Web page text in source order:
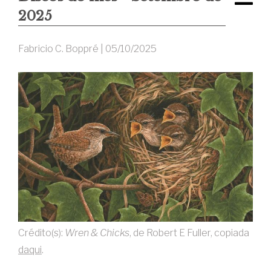
2025
Fabricio C. Boppré | 05/10/2025
Crédito(s): Wren & Chicks, de Robert E Fuller, copiada
daqui.